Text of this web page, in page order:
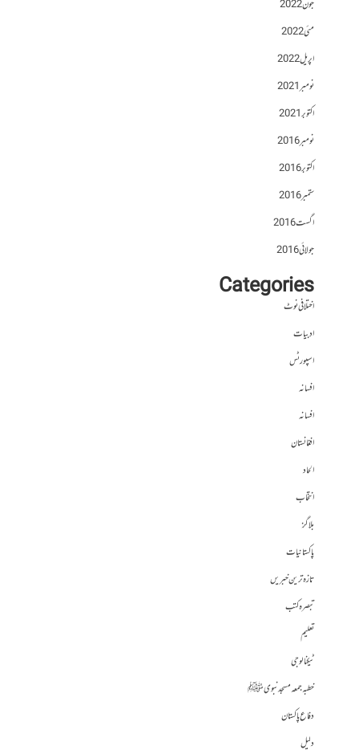
جون 2022
مئی 2022
اپریل 2022
نومبر 2021
اکتوبر 2021
نومبر 2016
اکتوبر 2016
ستمبر 2016
اگست 2016
جولائی 2016
Categories
اختلافی نوٹ
ادبیات
اسپورٹس
افسانہ
افسانہ
افغانستان
الحاد
انتخاب
بلاگز
پاکستانیات
تازہ ترین خبریں
تبصرہ کتب
تعلیم
ٹیکنالوجی
خطبہ جمعہ مسجد نبوی ﷺ
دفاع پاکستان
دلیل